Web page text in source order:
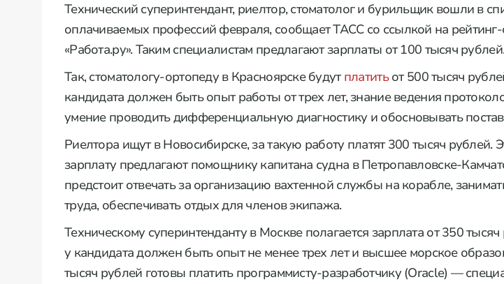
Технический суперинтендант, риелтор, стоматолог и бурильщик вошли в
оплачиваемых профессий февраля, сообщает ТАСС со ссылкой на рейтинг-
«Работа.ру». Таким специалистам предлагают зарплаты от 100 тысяч
Так, стоматологу-ортопеду в Красноярске будутплатитьот 500 тысяч
кандидата должен быть опыт работы от трех лет, знание ведения
умение проводить дифференциальную диагностику и обосновывать
Риелтора ищут в Новосибирске, за такую работу платят 300 тысяч рублей.
зарплату предлагают помощнику капитана судна в Петропавловске-
предстоит отвечать за организацию вахтенной службы на корабле,
труда, обеспечивать отдых для членов экипажа.
Техническому суперинтенданту в Москве полагается зарплата от 350 тысяч
у кандидата должен быть опыт не менее трех лет и высшее морское
тысяч рублей готовы платить программисту-разработчику (Oracle) —